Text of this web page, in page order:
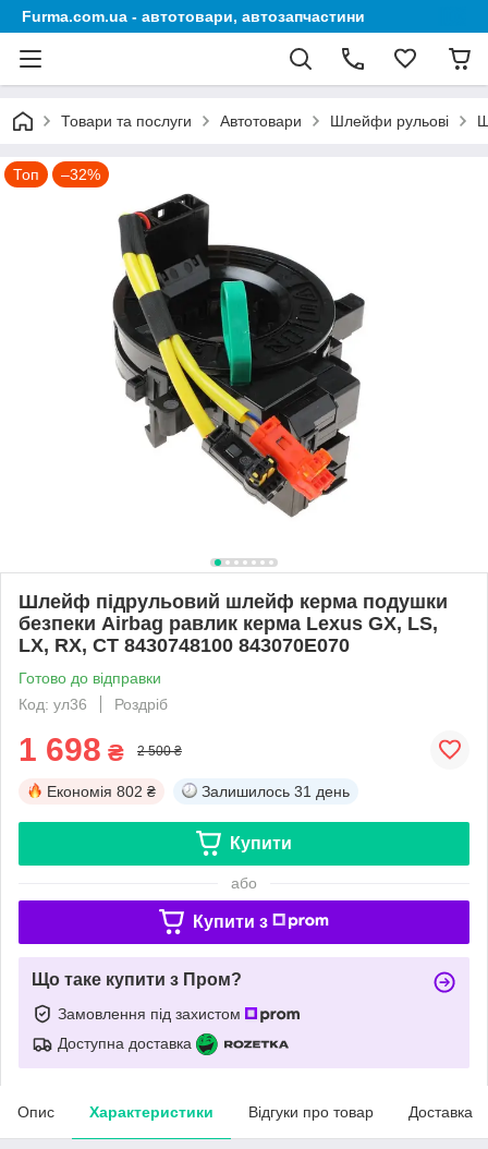
Furma.com.ua - автотовари, автозапчастини
Товари та послуги Автотовари Шлейфи рульові
Топ –32%
Шлейф підрульовий шлейф керма подушки
безпеки Airbag равлик керма Lexus GX, LS,
LX, RX, CT 8430748100 843070E070
Готово до відправки
Код: ул36
Роздріб
1 698 ₴ 2 500 ₴
Економія 802 ₴ Залишилось 31 день
Купити
або
Купити з
Що таке купити з Пром?
Замовлення під захистом
Доступна доставка
Опис Характеристики Відгуки про товар Доставка